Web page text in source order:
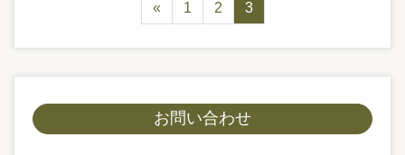
« 1 2 3
お問い合わせ